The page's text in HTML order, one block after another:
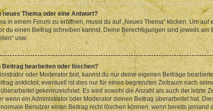
neues Thema oder eine Antwort?
in einem Forum zu eröffnen, musst du auf „Neues Thema“ klicken. Um
du einen Beitrag schreiben kannst. Deine Berechtigungen sind jeweils am
usw.
Beitrag bearbeiten oder löschen?
oder Moderator bist, kannst du nur deine eigenen Beiträge
anklickst; eventuell ist dies nur für einen begrenzten Zeitraum nach
gekennzeichnet. Es wird sowohl die Anzahl als auch der
wenn ein Administrator oder Moderator deinen Beitrag überarbeitet hat.
Benutzer einen Beitrag nicht löschen können, wenn bereits jemand